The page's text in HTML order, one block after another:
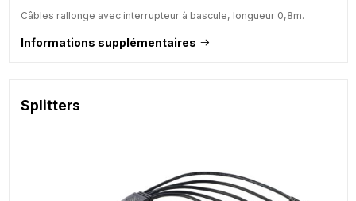
Câbles rallonge avec interrupteur à bascule, longueur 0,8m.
Informations supplémentaires
Splitters